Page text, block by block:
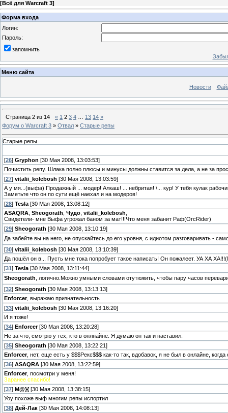
[Всё для Warcraft 3]
Форма входа
Логин:
Пароль:
запомнить
Меню сайта
Новости
Страница 2 из 14 « 1 2 3 4 13 14 »
Форум о Warcraft 3 » Отвал » Старые репы
Старые репы
[26] Gryphon [30 Мая 2008, 13:03:53]
Почистить репу. Шлака полно плюсы и минусы должны ставится за дела, а не за
[27] vitalii_kolebosh [30 Мая 2008, 13:03:59]
А у мя...(выфа) Продажный ... модер! Алкаш! ... небритая! \... кур! У тебя кулак
Заметьте что он по сути ещё наехал и на модеров!
[28] Tesla [30 Мая 2008, 13:08:12]
ASAQRA Sheogorath Чудо vitalii_kolebosh
Свидетели- мне Выфа угрожал баном за мат!!!Что меня забанит Раф(OrcRider)
[29] Sheogorath [30 Мая 2008, 13:10:19]
Да забейте вы на него, не опускайтесь до его уровня, с идиотом разговаривать -
[30] vitalii_kolebosh [30 Мая 2008, 13:10:39]
Да пошёл он в... Пусть мне тока попробует такое написать! Он пожалеет. УА ХА
[31 ] Tesla [30 Мая 2008, 13:11:44]
Sheogorath , логично.Можно умными словами отутюжить, чтобы пару часов
[32] Sheogorath [30 Мая 2008, 13:13:13]
Enforcer, выражаю признательность
[33] vitalii_kolebosh [30 Мая 2008, 13:16:20]
И я тоже!
[34] Enforcer[30 Мая 2008, 13:20:28]
Не за что, смотрю у тех, кто в онлнайне. Я думаю он так и наставил.
[35] Sheogorath [30 Мая 2008, 13:22:21]
Enforcer, нет, еще есть у $$$Рекс$$$ как-то так, вдобавок, я не был в онлайне,
[36] ASAQRA [30 Мая 2008, 13:22:59]
Enforcer, посмотри у меня!
Заранее спасибо!
[37] M@}{ [30 Мая 2008, 13:38:15]
Уоу похоже выф многим репы испортил
[38] Дей-Лак [30 Мая 2008, 14:08:13]